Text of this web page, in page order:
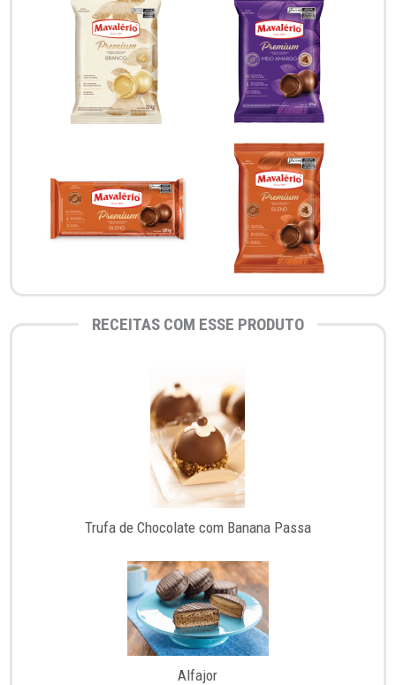
RECEITAS COM ESSE PRODUTO
Trufa de Chocolate com Banana Passa
Alfajor